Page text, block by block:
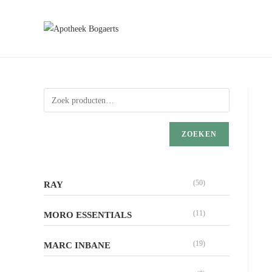
ZOEKEN
RAY (50)
MORO ESSENTIALS (11)
MARC INBANE (19)